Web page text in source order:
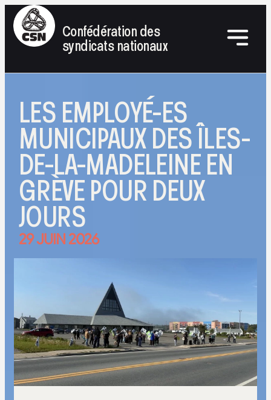
Confédération des
syndicats nationaux
LES EMPLOYÉ-ES
MUNICIPAUX DES ÎLES-
DE-LA-MADELEINE EN
GRÈVE POUR DEUX
JOURS
29 JUIN 2026